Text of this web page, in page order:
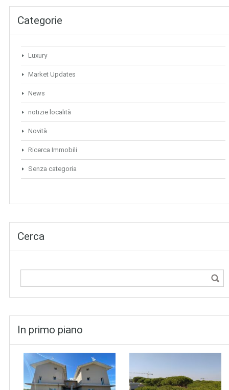
Categorie
Luxury
Market Updates
News
notizie località
Novità
Ricerca Immobili
Senza categoria
Cerca
In primo piano